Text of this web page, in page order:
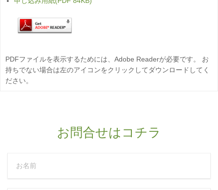
PDFファイルを表示するためには、Adobe Readerが必要です。 お
持ちでない場合は左のアイコンをクリックしてダウンロードしてく
ださい。
お問合せはコチラ